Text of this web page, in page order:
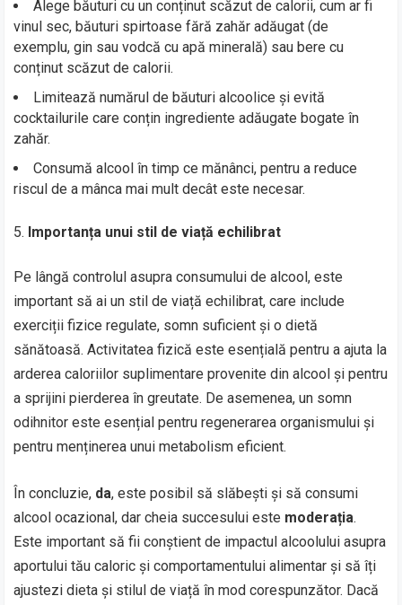
Alege băuturi cu un conținut scăzut de calorii, cum ar fi
vinul sec, băuturi spirtoase fără zahăr adăugat (de
exemplu, gin sau vodcă cu apă minerală) sau bere cu
conținut scăzut de calorii.
Limitează numărul de băuturi alcoolice și evită
cocktailurile care conțin ingrediente adăugate bogate în
zahăr.
Consumă alcool în timp ce mănânci, pentru a reduce
riscul de a mânca mai mult decât este necesar.
Importanța unui stil de viață echilibrat
Pe lângă controlul asupra consumului de alcool, este
important să ai un stil de viață echilibrat, care include
exerciții fizice regulate, somn suficient și o dietă
sănătoasă. Activitatea fizică este esențială pentru a ajuta la
arderea caloriilor suplimentare provenite din alcool și pentru
a sprijini pierderea în greutate. De asemenea, un somn
odihnitor este esențial pentru regenerarea organismului și
pentru menținerea unui metabolism eficient.
În concluzie, da, este posibil să slăbești și să consumi
alcool ocazional, dar cheia succesului este moderația.
Este important să fii conștient de impactul alcoolului asupra
aportului tău caloric și comportamentului alimentar și să îți
ajustezi dieta și stilul de viață în mod corespunzător. Dacă